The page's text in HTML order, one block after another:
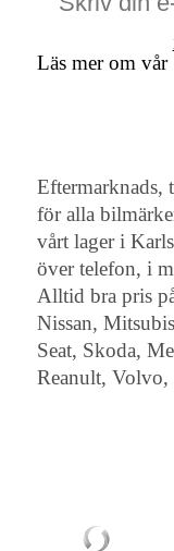
Läs mer om vår
Eftermarknads,
för alla
vårt lager i
över telefon, i
Alltid bra pris
Nissan,
Seat, Skoda,
Reanult,